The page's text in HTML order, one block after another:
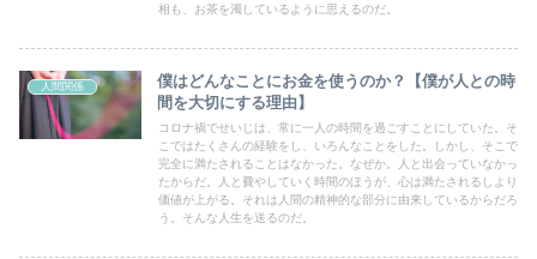
相も、お茶を濁しているように思えるのだ。
人間関係
僕はどんなことにお金を使うのか？【僕が人との時
間を大切にする理由】
コロナ禍でせいじは、常に一人の時間を過ごすことにしていた。そ
こではたくさんの経験をし、いろんなことをした。しかし、そこで
完全に満たされることはなかった。なぜか。人と出会っていなかっ
たからだ。人と費やしていく時間のほうが、心は満たされるしより
価値が上がる。それは人間の精神的な部分に由来しているからだろ
う。そんな人生を送るのだ。